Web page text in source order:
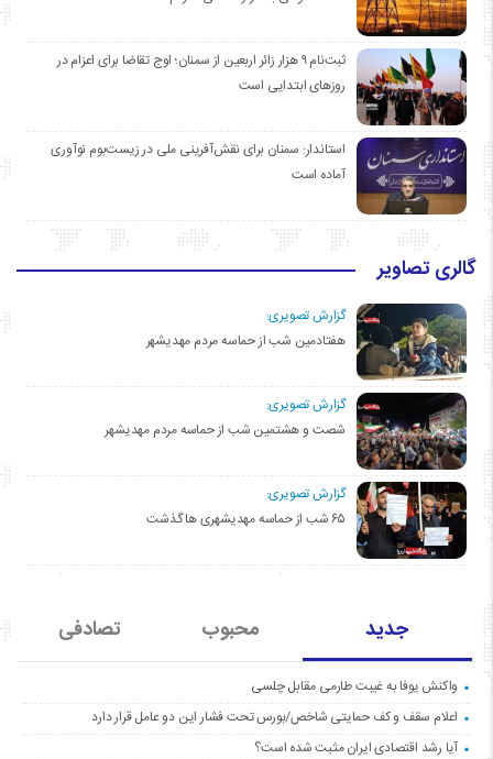
ثبت‌نام ۹ هزار زائر اربعین از سمنان؛ اوج تقاضا برای اعزام در
روزهای ابتدایی است
استاندار: سمنان برای نقش‌آفرینی ملی در زیست‌بوم نوآوری
آماده است
گالری تصاویر
گزارش تصویری:
هفتادمین شب از حماسه مردم مهدیشهر
گزارش تصویری:
شصت و هشتمین شب از حماسه مردم مهدیشهر
گزارش تصویری:
۶۵ شب از حماسه مهدیشهری ها گذشت
جدید محبوب تصادفی
واکنش یوفا به غیبت طارمی مقابل چلسی
اعلام سقف و کف حمایتی شاخص/بورس تحت فشار این دو عامل قرار دارد
آیا رشد اقتصادی ایران مثبت شده است؟